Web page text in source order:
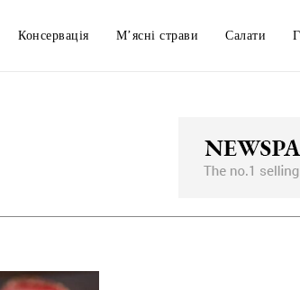
Консервація М’ясні страви Салати